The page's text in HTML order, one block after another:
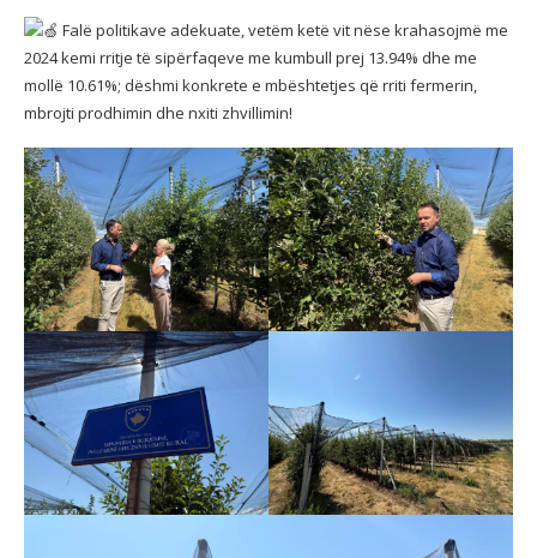
Falë politikave adekuate, vetëm ketë vit nëse krahasojmë me
2024 kemi rritje të sipërfaqeve me kumbull prej 13.94% dhe me
mollë 10.61%; dëshmi konkrete e mbështetjes që rriti fermerin,
mbrojti prodhimin dhe nxiti zhvillimin!